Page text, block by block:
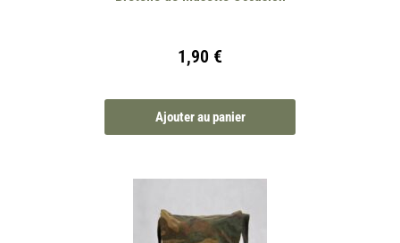
1,90 €
Ajouter au panier